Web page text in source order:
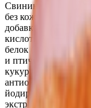
Свинина, вода
без кожи, кожа
добавка
кислотности Е451,
белок (содержит
и птичьего сырья,
кукурузный
антиокислитель
йодированная,
экстракт,